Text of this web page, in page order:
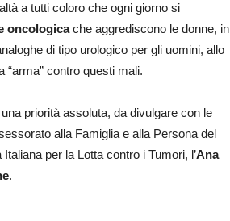
a tutti coloro che ogni giorno si
oncologicache aggrediscono le donne, in
di tipo urologico per gli uomini, allo
contro questi mali.
priorità assoluta, da divulgare con le
alla Famiglia e alla Persona del
Italiana per la Lotta contro i Tumori, l’Ana
.